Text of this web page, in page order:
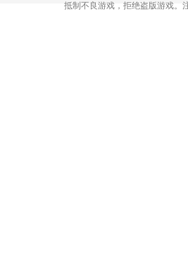
抵制不良游戏，拒绝盗版游戏。